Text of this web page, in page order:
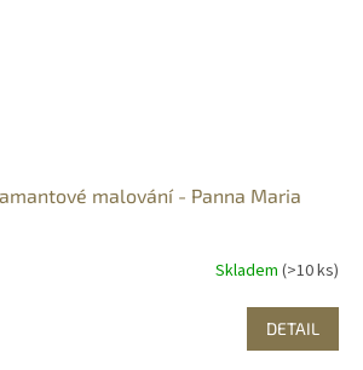
malování - Panna Maria
Skladem (>10 ks)
DETAIL